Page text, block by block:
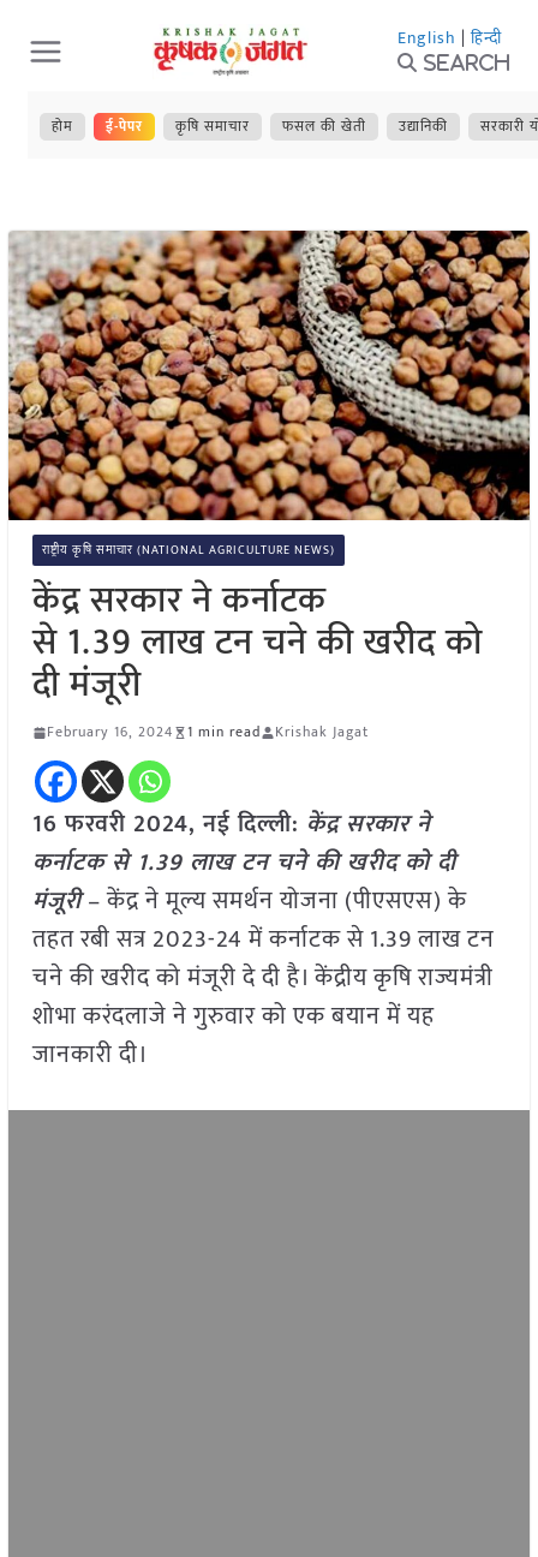
Skip
to
content
English | हिन्दी
Search
होम ई-पेपर कृषि समाचार फसल की खेती उद्यानिकी सरकारी
राष्ट्रीय कृषि समाचार (NATIONAL AGRICULTURE NEWS)
केंद्र सरकार ने कर्नाटक
से 1.39 लाख टन चने की खरीद को
दी मंजूरी
February 16, 2024 1 min read Krishak Jagat
16 फरवरी 2024, नई दिल्ली: केंद्र सरकार ने
कर्नाटक से 1.39 लाख टन चने की खरीद को दी
मंजूरी– केंद्र ने मूल्य समर्थन योजना (पीएसएस) के
तहत रबी सत्र 2023-24 में कर्नाटक से 1.39 लाख टन
चने की खरीद को मंजूरी दे दी है। केंद्रीय कृषि राज्यमंत्री
शोभा करंदलाजे ने गुरुवार को एक बयान में यह
जानकारी दी।